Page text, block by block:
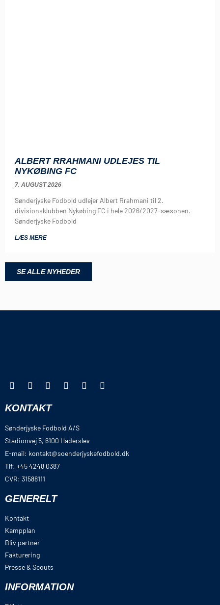
ALBERT RRAHMANI UDLEJES TIL
NYKØBING FC
7. AUGUST 2026
Sønderjyske Fodbold udlejer Albert Rrahmani til 2.
divisionsklubben Nykøbing FC i hele 2026/2027-sæsonen.
Sønderjyske Fodbold
LÆS MERE
SE ALLE NYHEDER
KONTAKT
Sønderjyske Fodbold A/S
Stadionvej 5, 6100 Haderslev
E-mail: kontakt@soenderjyskefodbold.dk
Tlf: +45 4248 0387
CVR: 31588111
GENERELT
Kontakt
Kampplan
Bliv partner
Fakturering
Presse & Scouts
INFORMATION